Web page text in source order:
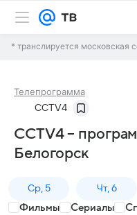
* транслируется московская
Телепрограмма
CCTV4
CCTV4 –
Белогорск
Ср, 5 Чт, 6
Фильмы Сериалы